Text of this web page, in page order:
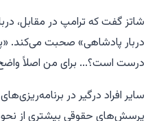
شاتز گفت که ترامپ در مقابل،
دربار پادشاهی» صحبت می‌کند.
درست است؟... برای من اصلاً
سایر افراد درگیر در
پرسش‌های حقوقی بیشتری از